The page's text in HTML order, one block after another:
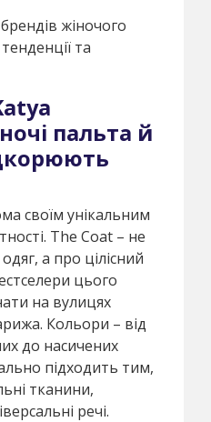
жіночого
та
пальта й
своїм унікальним
The Coat – не
а про цілісний
цього
на вулицях
Кольори – від
до насичених
підходить тим,
тканини,
речі.